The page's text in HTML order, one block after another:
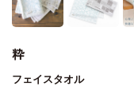
粋
フェイスタオル